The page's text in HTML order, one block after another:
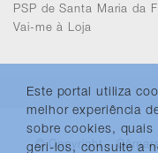
Este portal utiliza
melhor experiência
sobre cookies,
geri-los, consulte a
PSP de Santa Maria da
Vai-me à Loja
© Copyright -